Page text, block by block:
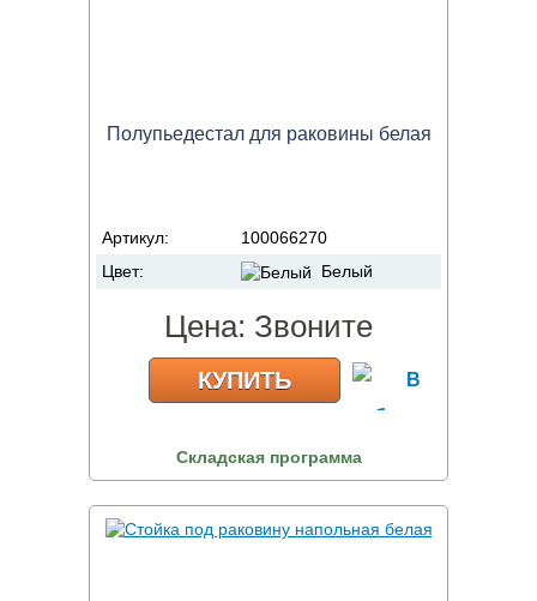
Полупьедестал для раковины белая
Артикул:
100066270
Цвет:
Белый
Цена: Звоните
КУПИТЬ
Складская программа